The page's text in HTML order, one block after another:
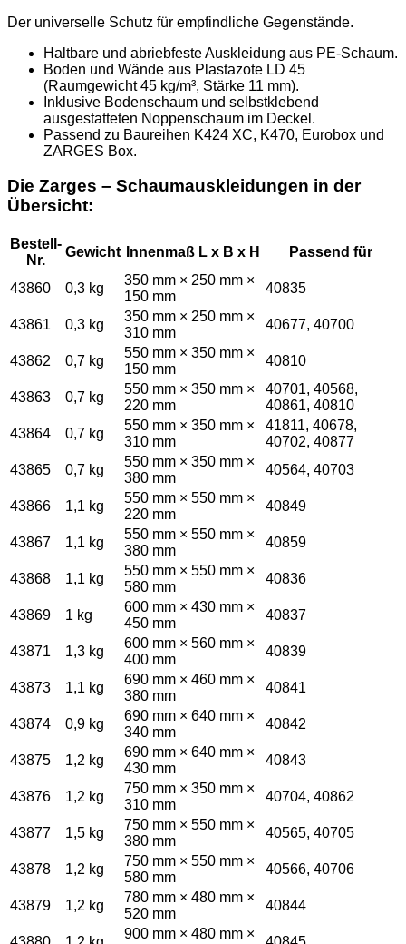
Der universelle Schutz für empfindliche Gegenstände.
Haltbare und abriebfeste Auskleidung aus PE-Schaum.
Boden und Wände aus Plastazote LD 45
(Raumgewicht 45 kg/m³, Stärke 11 mm).
Inklusive Bodenschaum und selbstklebend
ausgestatteten Noppenschaum im Deckel.
Passend zu Baureihen K424 XC, K470, Eurobox und
ZARGES Box.
Die Zarges – Schaumauskleidungen in der
Übersicht:
Bestell-
Nr.
Gewicht Innenmaß L x B x H Passend für
43860 0,3 kg
350 mm × 250 mm ×
150 mm
40835
43861 0,3 kg
350 mm × 250 mm ×
310 mm
40677, 40700
43862 0,7 kg
550 mm × 350 mm ×
150 mm
40810
43863 0,7 kg
550 mm × 350 mm ×
220 mm
40701, 40568,
40861, 40810
43864
0,7 kg
550 mm × 350 mm ×
310 mm
41811, 40678,
40702, 40877
43865
0,7 kg
550 mm × 350 mm ×
380 mm
40564, 40703
43866 1,1 kg
550 mm × 550 mm ×
220 mm
40849
43867 1,1 kg
550 mm × 550 mm ×
380 mm
40859
43868 1,1 kg
550 mm × 550 mm ×
580 mm
40836
43869 1 kg
600 mm × 430 mm ×
450 mm
40837
43871 1,3 kg
600 mm × 560 mm ×
400 mm
40839
43873 1,1 kg
690 mm × 460 mm ×
380 mm
40841
43874 0,9 kg
690 mm × 640 mm ×
340 mm
40842
43875 1,2 kg
690 mm × 640 mm ×
430 mm
40843
43876 1,2 kg
750 mm × 350 mm ×
310 mm
40704, 40862
43877 1,5 kg
750 mm × 550 mm ×
380 mm
40565, 40705
43878 1,2 kg
750 mm × 550 mm ×
580 mm
40566, 40706
43879 1,2 kg
780 mm × 480 mm ×
520 mm
40844
900 mm × 480 mm ×